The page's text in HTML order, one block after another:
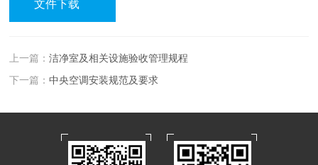
文件下载
上一篇：洁净室及相关设施验收管理规程
下一篇：中央空调安装规范及要求